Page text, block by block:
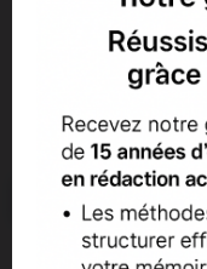
pour votre thèse. Vous
rédacteur expert et voir
Vous devez également
disponible pour
Conclusion
Si vous avez besoin